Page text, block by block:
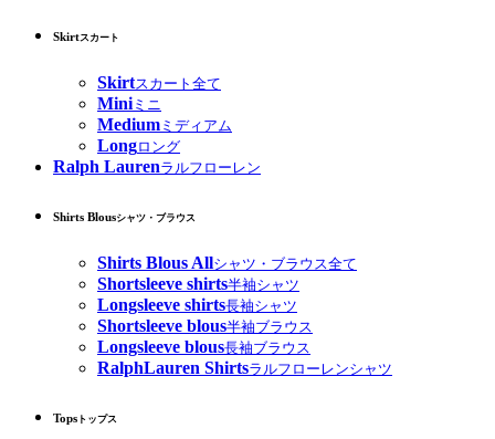
Skirtスカート
Skirtスカート全て
Miniミニ
Medium ミディアム
Longロング
Ralph Laurenラルフローレン
Shirts Blousシャツ・ブラウス
Shirts Blous Allシャツ・ブラウス全て
Shortsleeve shirts半袖シャツ
Longsleeve shirts長袖シャツ
Shortsleeve blous半袖ブラウス
Longsleeve blous長袖ブラウス
RalphLauren Shirtsラルフローレンシャツ
Tops トップス